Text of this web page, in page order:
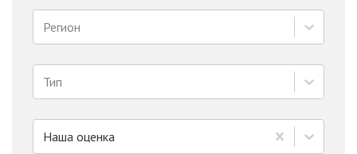
Регион
Тип
Наша оценка